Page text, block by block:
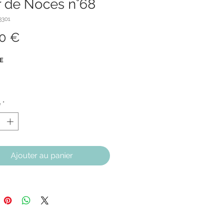
de Noces n°68
€
musique grâce à l'interrupteur
*
Ajouter au panier